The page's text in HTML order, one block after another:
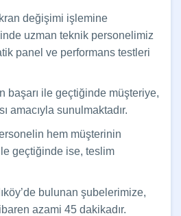
değişimi işlemine
uzman teknik personelimiz
panel ve performans testleri
başarı ile geçtiğinde müşteriye,
amacıyla sunulmaktadır.
hem müşterinin
geçtiğinde ise, teslim
bulunan şubelerimize,
azami 45 dakikadır.